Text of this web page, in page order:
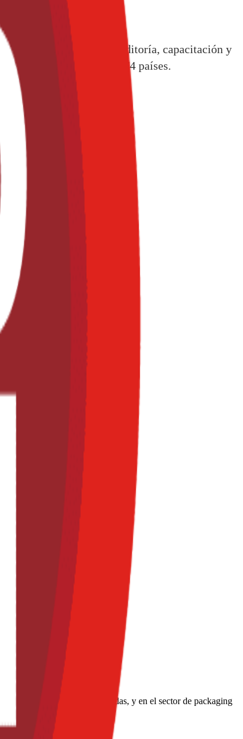
de certificación, auditoría, capacitación y
alimentos en más de 174 países.
industria de alimentos y bebidas, y en el sector de packaging